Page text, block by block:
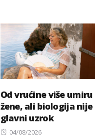
Od vrućine više umiru
žene, ali biologija nije
glavni uzrok
Posted
04/08/2026